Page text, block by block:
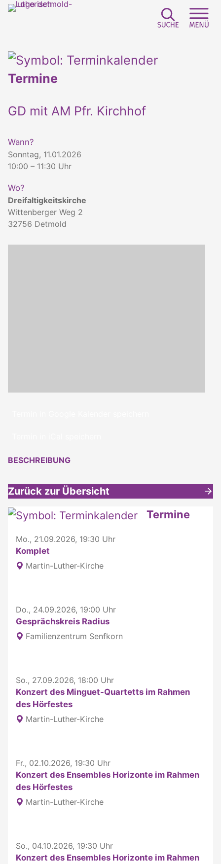
Termine
GD mit AM Pfr. Kirchhof
Wann?
Sonntag, 11.01.2026
10:00 – 11:30 Uhr
Wo?
Dreifaltigkeitskirche
Wittenberger Weg 2
32756 Detmold
BESCHREIBUNG
Zurück zur Übersicht
Weitere interessante Inhalte Termine
Mo., 21.09.2026, 19:30 Uhr
Komplet
Martin-Luther-Kirche
Do., 24.09.2026, 19:00 Uhr
Gesprächskreis Radius
Familienzentrum Senfkorn
So., 27.09.2026, 18:00 Uhr
Konzert des Minguet-Quartetts im Rahmen
des Hörfestes
Martin-Luther-Kirche
Fr., 02.10.2026, 19:30 Uhr
Konzert des Ensembles Horizonte im Rahmen
des Hörfestes
Martin-Luther-Kirche
So., 04.10.2026, 19:30 Uhr
Konzert des Ensembles Horizonte im Rahmen